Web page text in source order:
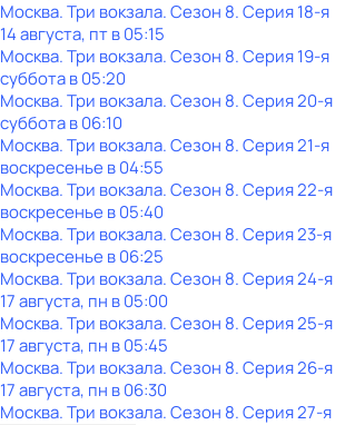
Москва. Три вокзала. Сезон 8. Серия 18-я
14 августа, пт в 05:15
Москва. Три вокзала. Сезон 8. Серия 19-я
субботав05:20
Москва. Три вокзала. Сезон 8. Серия 20-я
субботав06:10
Москва. Три вокзала. Сезон 8. Серия 21-я
воскресенье в04:55
Москва. Три вокзала. Сезон 8. Серия 22-я
воскресенье в05:40
Москва. Три вокзала. Сезон 8. Серия 23-я
воскресенье в06:25
Москва. Три вокзала. Сезон 8. Серия 24-я
17 августа, пн в 05:00
Москва. Три вокзала. Сезон 8. Серия 25-я
17 августа, пн в 05:45
Москва. Три вокзала. Сезон 8. Серия 26-я
17 августа, пн в 06:30
Москва. Три вокзала. Сезон 8. Серия 27-я